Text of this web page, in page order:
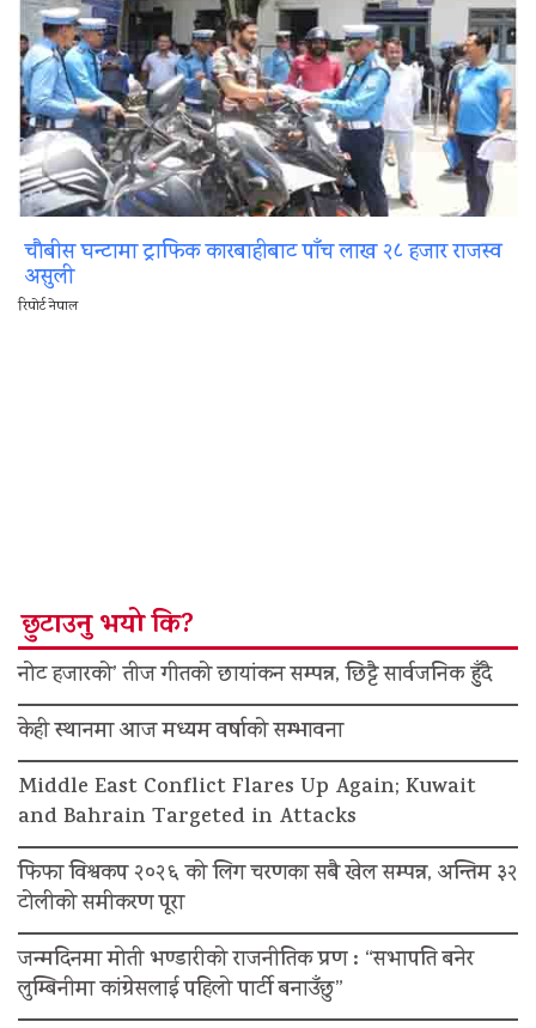
चौबीस घन्टामा ट्राफिक कारबाहीबाट पाँच लाख २८ हजार राजस्व
असुली
रिपोर्ट नेपाल
छुटाउनु भयो कि?
नोट हजारको’ तीज गीतको छायांकन सम्पन्न, छिट्टै सार्वजनिक हुँदै
केही स्थानमा आज मध्यम वर्षाको सम्भावना
Middle East Conflict Flares Up Again; Kuwait
and Bahrain Targeted in Attacks
फिफा विश्वकप २०२६ को लिग चरणका सबै खेल सम्पन्न, अन्तिम ३२
टोलीको समीकरण पूरा
जन्मदिनमा मोती भण्डारीको राजनीतिक प्रण : “सभापति बनेर
लुम्बिनीमा कांग्रेसलाई पहिलो पार्टी बनाउँछु”